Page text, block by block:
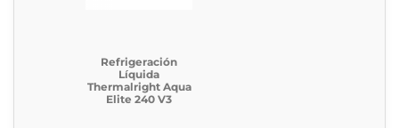
Refrigeración
Líquida
Thermalright Aqua
Elite 240 V3